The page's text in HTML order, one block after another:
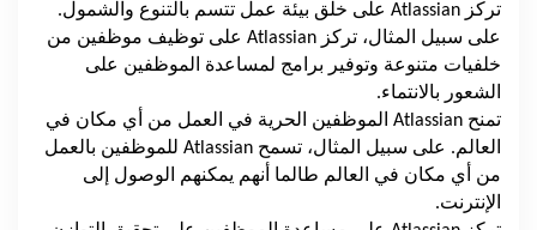
تركز Atlassian على خلق بيئة عمل تتسم بالتنوع والشمول.
على سبيل المثال، تركز Atlassian على توظيف موظفين من
خلفيات متنوعة وتوفير برامج لمساعدة الموظفين على
الشعور بالانتماء.
تمنح Atlassian الموظفين الحرية في العمل من أي مكان في
العالم. على سبيل المثال، تسمح Atlassian للموظفين بالعمل
من أي مكان في العالم طالما أنهم يمكنهم الوصول إلى
الإنترنت.